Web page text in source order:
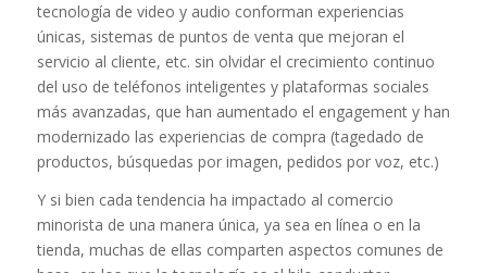
tecnología de video y audio conforman experiencias
únicas, sistemas de puntos de venta que mejoran el
servicio al cliente, etc. sin olvidar el crecimiento continuo
del uso de teléfonos inteligentes y plataformas sociales
más avanzadas, que han aumentado el engagement y han
modernizado las experiencias de compra (tagedado de
productos, búsquedas por imagen, pedidos por voz, etc.)
Y si bien cada tendencia ha impactado al comercio
minorista de una manera única, ya sea en línea o en la
tienda, muchas de ellas comparten aspectos comunes de